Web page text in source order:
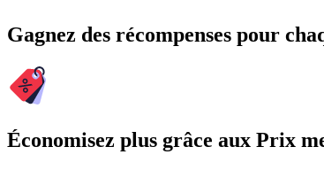
Gagnez des récompenses pour
Économisez plus grâce aux Prix